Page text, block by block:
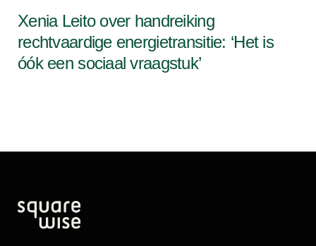
Xenia Leito over handreiking
rechtvaardige energietransitie: ‘Het is
óók een sociaal vraagstuk’